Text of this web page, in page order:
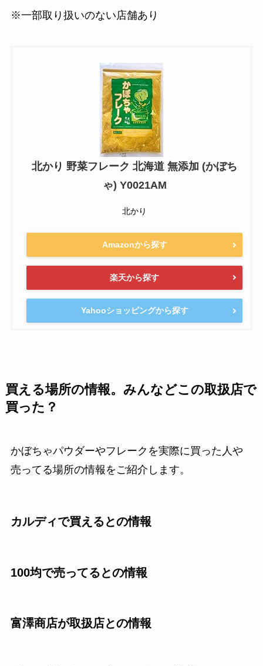
※一部取り扱いのない店舗あり
北かり 野菜フレーク 北海道 無添加 (かぼち
ゃ) Y0021AM
北かり
Amazonから探す
楽天から探す
Yahooショッピングから探す
買える場所の情報。みんなどこの取扱店で
買った？
かぼちゃパウダーやフレークを実際に買った人や
売ってる場所の情報をご紹介します。
カルディで買えるとの情報
100均で売ってるとの情報
富澤商店が取扱店との情報